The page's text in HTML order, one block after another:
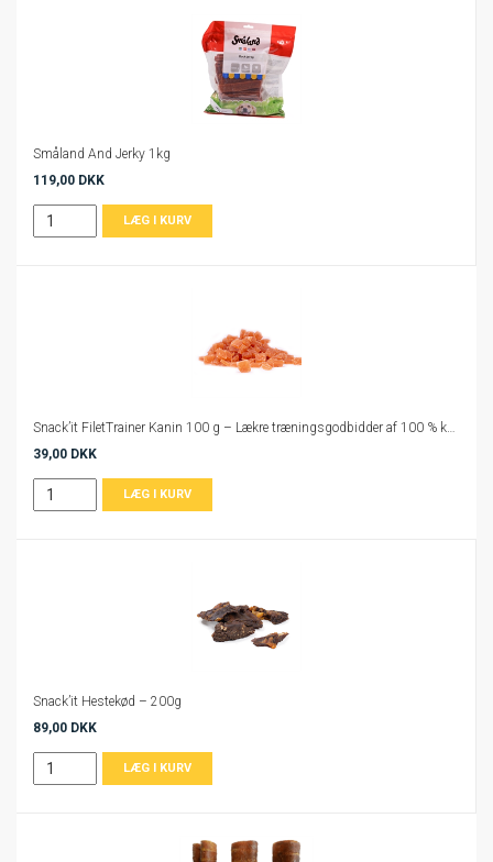
Småland And Jerky 1kg
119,00 DKK
Snack’it FiletTrainer Kanin 100 g – Lækre træningsgodbidder af 100 % kanin
39,00 DKK
Snack’it Hestekød – 200g
89,00 DKK